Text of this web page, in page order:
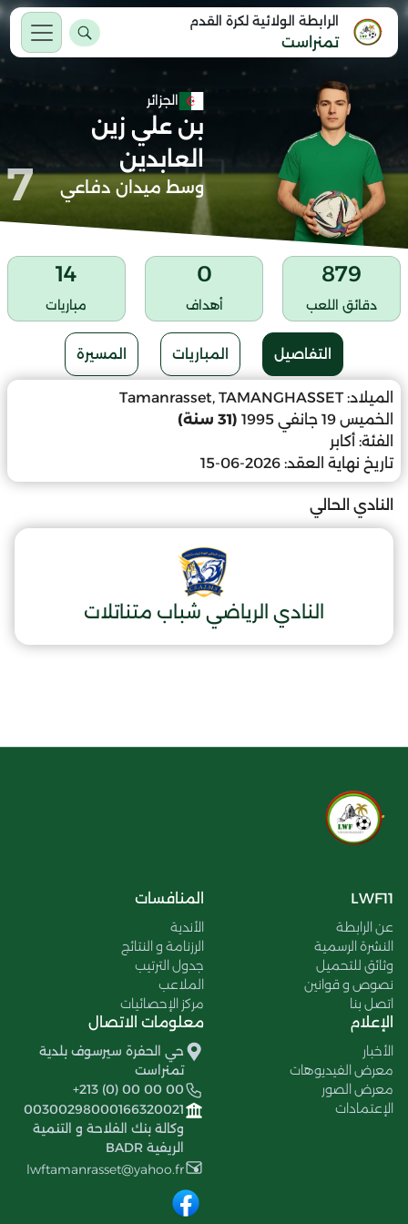
الرابطة الولائية لكرة القدم
تمنراست
الجزائر
بن علي زين
العابدين
وسط ميدان دفاعي 7
879
دقائق اللعب
0
أهداف
14
مباريات
التفاصيل المباريات المسيرة
الميلاد: Tamanrasset, TAMANGHASSET
الخميس 19 جانفي 1995
(31 سنة)
الفئة: أكابر
تاريخ نهاية العقد: 2026-06-15
النادي الحالي
النادي الرياضي شباب متناتلات
LWF11
عن الرابطة
النشرة الرسمية
وثائق للتحميل
نصوص و قوانين
اتصل بنا
المنافسات
الأندية
الرزنامة و النتائج
جدول الترتيب
الملاعب
مركز الإحصائيات
الإعلام
الأخبار
معرض الفيديوهات
معرض الصور
الإعتمادات
معلومات الاتصال
حي الحفرة سيرسوف بلدية
تمنراست
+213 (0) 00 00 00
00300298000166320021
وكالة بنك الفلاحة و التنمية
الريفية BADR
lwftamanrasset@yahoo.fr